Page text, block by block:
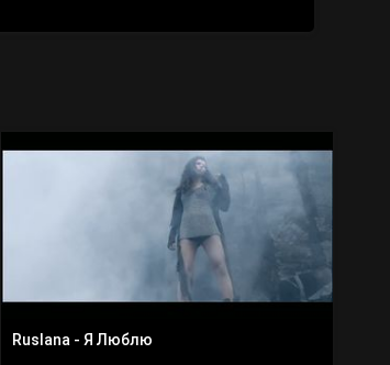
Ruslana - Я Люблю